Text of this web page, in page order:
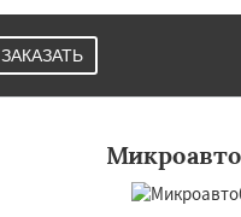
Богородское
Загорянский
Зеленоградск
Ильинский
ЗАКАЗАТЬ